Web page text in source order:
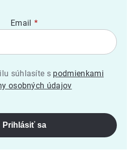
Email
súhlasíte s podmienkami
osobných údajov
Prihlásiť sa